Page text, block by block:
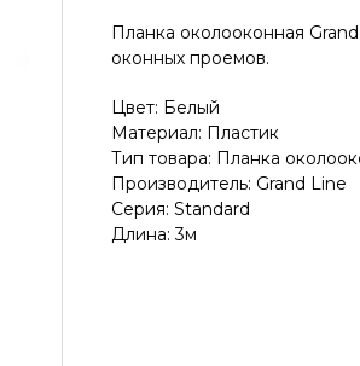
Планка околооконная
оконных проемов.
Цвет: Белый
Материал: Пластик
Тип товара: Планка
Производитель: Grand Line
Серия: Standard
Длина: 3м